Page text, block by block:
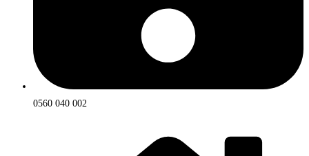
0560 040 002